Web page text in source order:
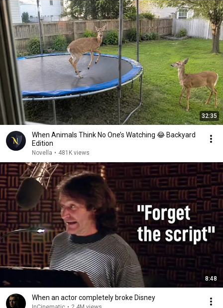
32:35
When Animals Think No One’s Watching 😂 Backyard
Edition
Novella • 481K views
8:48
When an actor completely broke Disney